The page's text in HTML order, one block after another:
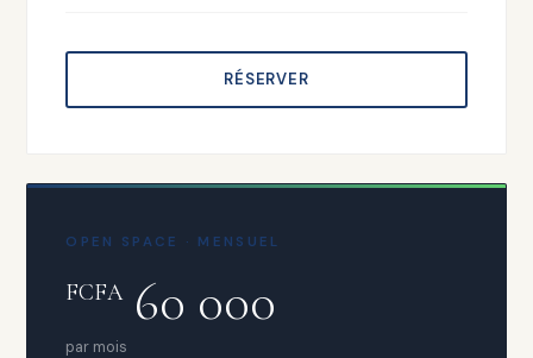
RÉSERVER
OPEN SPACE · MENSUEL
FCFA60 000
par mois